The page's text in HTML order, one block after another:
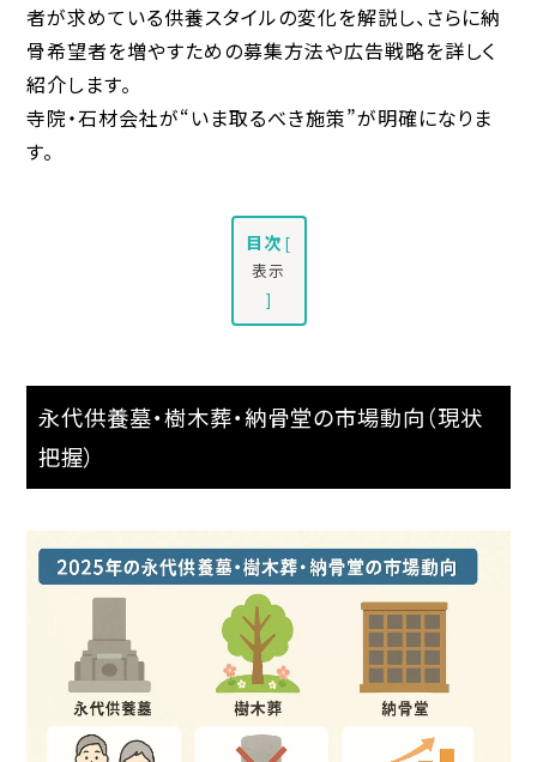
者が求めている供養スタイルの変化を解説し、さらに納
骨希望者を増やすための募集方法や広告戦略を詳しく
紹介します。
寺院・石材会社が“いま取るべき施策”が明確になりま
す。
目次 [
表示
]
永代供養墓・樹木葬・納骨堂の市場動向（現状
把握）